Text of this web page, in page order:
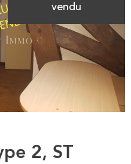
vendu
2, ST